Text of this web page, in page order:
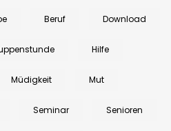
Beruf Download
Hilfe
Müdigkeit Mut
Seminar Senioren